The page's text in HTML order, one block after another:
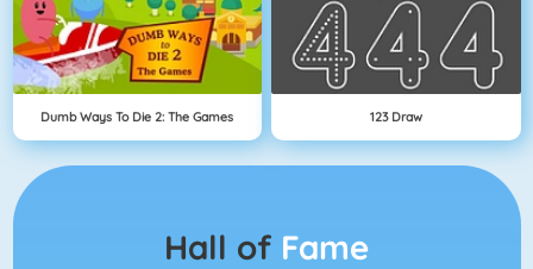
Dumb Ways To Die 2: The Games 123 Draw
Hall of Fame